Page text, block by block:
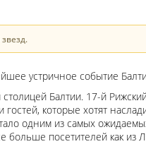
устричное событие
Балтии. 17-й
которые хотят
одним из самых
посетителей как из